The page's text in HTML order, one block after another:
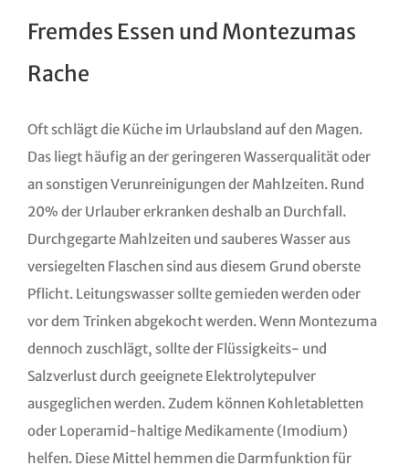
Fremdes Essen und Montezumas
Rache
Oft schlägt die Küche im Urlaubsland auf den Magen.
Das liegt häufig an der geringeren Wasserqualität oder
an sonstigen Verunreinigungen der Mahlzeiten. Rund
20% der Urlauber erkranken deshalb an Durchfall.
Durchgegarte Mahlzeiten und sauberes Wasser aus
versiegelten Flaschen sind aus diesem Grund oberste
Pflicht. Leitungswasser sollte gemieden werden oder
vor dem Trinken abgekocht werden. Wenn Montezuma
dennoch zuschlägt, sollte der Flüssigkeits- und
Salzverlust durch geeignete Elektrolytepulver
ausgeglichen werden. Zudem können Kohletabletten
oder Loperamid-haltige Medikamente (Imodium)
helfen. Diese Mittel hemmen die Darmfunktion für